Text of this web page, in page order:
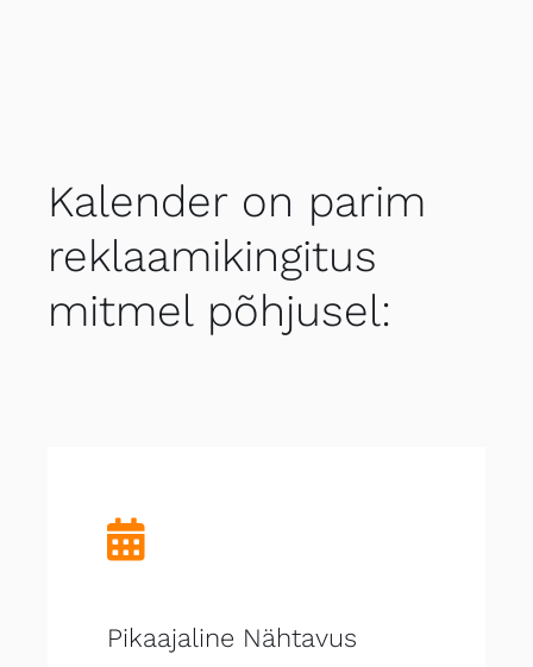
Kalender on parim
reklaamikingitus
mitmel põhjusel:
Pikaajaline Nähtavus